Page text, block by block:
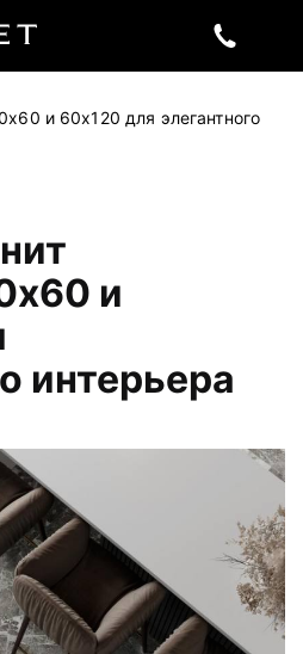
и 60х120 для элегантного
и
интерьера